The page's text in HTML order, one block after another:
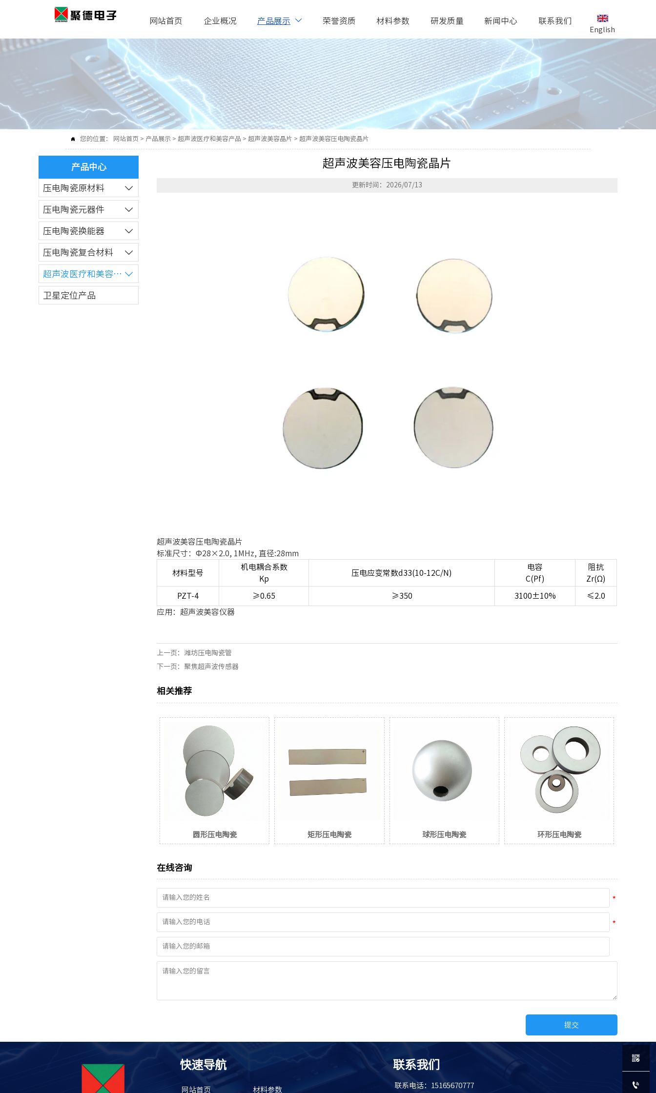
网站首页 企业概况 产品展示  荣誉资质 材料参数 研发质量 新闻中心 联系我们
English
 您的位置： 网站首页 > 产品展示 > 超声波医疗和美容产品 > 超声波美容晶片 > 超声波美容压电陶瓷晶片
产品中心
压电陶瓷原材料 
压电陶瓷元器件 
压电陶瓷换能器 
压电陶瓷复合材料 
超声波医疗和美容产品 
卫星定位产品
超声波美容压电陶瓷晶片
更新时间：2026/07/13
超声波美容压电陶瓷晶片
标准尺寸：Ф28×2.0, 1MHz, 直径:28mm
材料型号
机电耦合系数
Kp
压电应变常数d33(10-12C/N)
电容
C(Pf)
阻抗
Zr(Ω)
PZT-4 ≥0.65 ≥350 3100±10% ≤2.0
应用：超声波美容仪器
上一页： 潍坊压电陶瓷管
下一页： 聚焦超声波传感器
相关推荐
圆形压电陶瓷 矩形压电陶瓷 球形压电陶瓷 环形压电陶瓷
在线咨询
提交
快速导航
网站首页 材料参数
联系我们
联系电话：15165670777

